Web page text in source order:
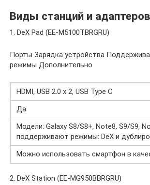
Виды станций и адаптеров
1. DeX Pad (EE-M5100TBRGRU)
Порты Зарядка устройства
режимы Дополнительно
HDMI, USB 2.0 x 2, USB Type C
Да
Модели: Galaxy S8/S8+, Note8, S9/S9,
поддерживают режимы: DeX и
Можно использовать смартфон в
2. DeX Station (EE-MG950BBRGRU)